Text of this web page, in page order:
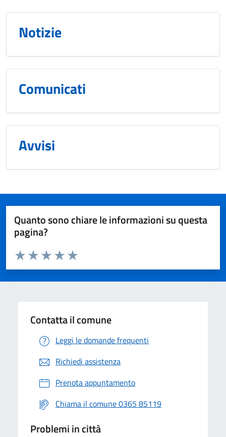
Notizie
Comunicati
Avvisi
Quanto sono chiare le informazioni su questa
pagina?
Valuta da 1 a 5 stelle la pagina
Valuta 5 stelle su 5
Valuta 4 stelle su 5
Valuta 3 stelle su 5
Valuta 2 stelle su 5
Valuta 1 stelle su 5
Contatta il comune
Leggi le domande frequenti
Richiedi assistenza
Prenota appuntamento
Chiama il comune 0365 85119
Problemi in città